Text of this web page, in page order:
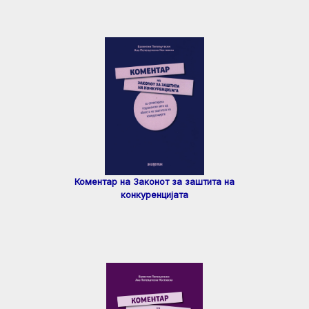
Коментар на Законот за заштита на
конкуренцијата